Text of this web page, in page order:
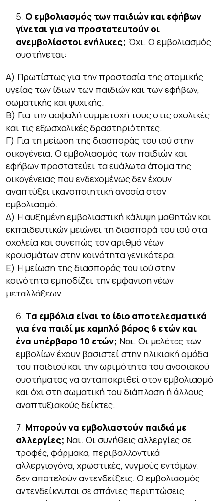
Ο εμβολιασμός των παιδιών και εφήβων
γίνεται για να προστατευτούν οι
ανεμβολίαστοι ενήλικες; Όχι. Ο εμβολιασμός
συστήνεται:
Α) Πρωτίστως για την προστασία της ατομικής
υγείας των ίδιων των παιδιών και των εφήβων,
σωματικής και ψυχικής.
Β) Για την ασφαλή συμμετοχή τους στις σχολικές
και τις εξωσχολικές δραστηριότητες.
Γ) Για τη μείωση της διασποράς του ιού στην
οικογένεια. Ο εμβολιασμός των παιδιών και
εφήβων προστατεύει τα ευάλωτα άτομα της
οικογένειας που ενδεχομένως δεν έχουν
αναπτύξει ικανοποιητική ανοσία στον
εμβολιασμό.
Δ) Η αυξημένη εμβολιαστική κάλυψη μαθητών και
εκπαιδευτικών μειώνει τη διασπορά του ιού στα
σχολεία και συνεπώς τον αριθμό νέων
κρουσμάτων στην κοινότητα γενικότερα.
Ε) Η μείωση της διασποράς του ιού στην
κοινότητα εμποδίζει την εμφάνιση νέων
μεταλλάξεων.
Τα εμβόλια είναι το ίδιο αποτελεσματικά
για ένα παιδί με χαμηλό βάρος 6 ετών και
ένα υπέρβαρο 10 ετών; Ναι. Οι μελέτες των
εμβολίων έχουν βασιστεί στην ηλικιακή ομάδα
του παιδιού και την ωριμότητα του ανοσιακού
συστήματος να ανταποκριθεί στον εμβολιασμό
και όχι στη σωματική του διάπλαση ή άλλους
αναπτυξιακούς δείκτες.
Μπορούν να εμβολιαστούν παιδιά με
αλλεργίες; Ναι. Οι συνήθεις αλλεργίες σε
τροφές, φάρμακα, περιβαλλοντικά
αλλεργιογόνα, χρωστικές, νυγμούς εντόμων,
δεν αποτελούν αντενδείξεις. Ο εμβολιασμός
αντενδείκνυται σε σπάνιες περιπτώσεις